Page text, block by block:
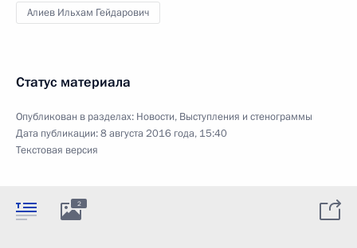
Алиев Ильхам Гейдарович
Статус материала
Опубликован в разделах: Новости, Выступления и стенограммы
Дата публикации:8 августа 2016 года, 15:40
Текстовая версия
2